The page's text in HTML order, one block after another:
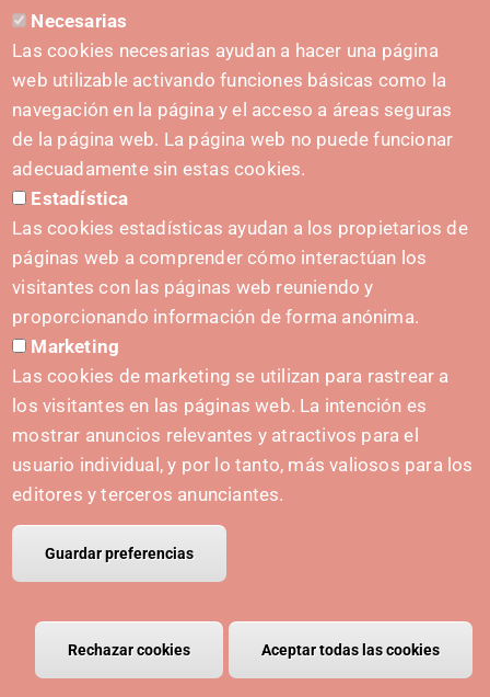
apoyo de Gobierno de Navarra y representa una
iniciativa cooperativa destinada a aumentar el
conocimiento y fomentar el uso compartido de las
infraestructuras y equipos científicos disponibles
entre los agentes de I+D+i de Navarra.
SIESS cuenta ya con más de 1.200 equipos e
infraestructuras compartidas por 12 entidades, de
los cuales, cerca de 100 están clasificados y
etiquetados para la transformación digital.
Alianzas y colaboraciones
Los EDIHcombinan los beneficios de una presencia
Necesarias
Las cookies necesarias ayudan a hacer una página
web utilizable activando funciones básicas como la
navegación en la página y el acceso a áreas seguras
de la página web. La página web no puede funcionar
adecuadamente sin estas cookies.
Estadística
Las cookies estadísticas ayudan a los propietarios de
páginas web a comprender cómo interactúan los
visitantes con las páginas web reuniendo y
proporcionando información de forma anónima.
Marketing
Las cookies de marketing se utilizan para rastrear a
los visitantes en las páginas web. La intención es
mostrar anuncios relevantes y atractivos para el
usuario individual, y por lo tanto, más valiosos para los
editores y terceros anunciantes.
Guardar preferencias
Rechazar cookies Aceptar todas las cookies
Retirar el consentimiento